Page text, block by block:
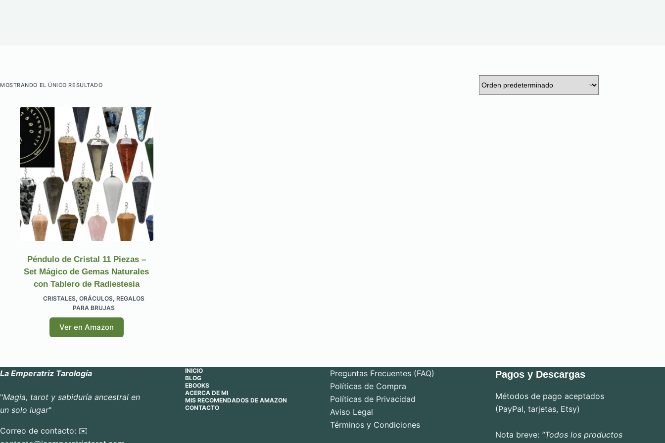
MOSTRANDO EL ÚNICO RESULTADO
Péndulo de Cristal 11 Piezas –
Set Mágico de Gemas Naturales
con Tablero de Radiestesia
CRISTALES,ORÁCULOS,REGALOS
PARA BRUJAS
Ver en Amazon
La Emperatriz Tarología
"Magia, tarot y sabiduría ancestral en
un solo lugar"
Correo de contacto: ✉️
INICIO
BLOG
EBOOKS
ACERCA DE MI
MIS RECOMENDADOS DE AMAZON
CONTACTO
Preguntas Frecuentes (FAQ)
Políticas de Compra
Políticas de Privacidad
Aviso Legal
Términos y Condiciones
Pagos y Descargas
Métodos de pago aceptados
(PayPal, tarjetas, Etsy)
Nota breve: “Todos los productos